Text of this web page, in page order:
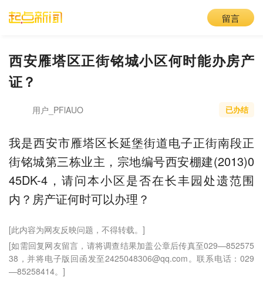
留言
西安雁塔区正街铭城小区何时能办房产
证？
用户_PFlAUO 已办结
我是西安市雁塔区长延堡街道电子正街南段正
街铭城第三栋业主，宗地编号西安棚建(2013)0
45DK-4，请问本小区是否在长丰园处遗范围
内？房产证何时可以办理？
[此内容为网友反映问题，不得转载。]
[如需回复网友留言，请将调查结果加盖公章后传真至029—852575
38，并将电子版回函发至2425048306@qq.com。联系电话：029
—85258414。]